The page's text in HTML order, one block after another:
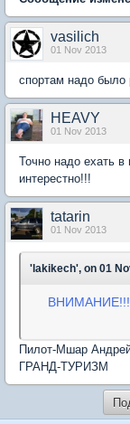
vasilich
01 Nov 2013
спортам надо было
HEAVY
01 Nov 2013
Точно надо ехать в
интерестно!!!
tatarin
01 Nov 2013
'lakikech', on 01
Пилот-Мшар
ГРАНД-ТУРИЗМ